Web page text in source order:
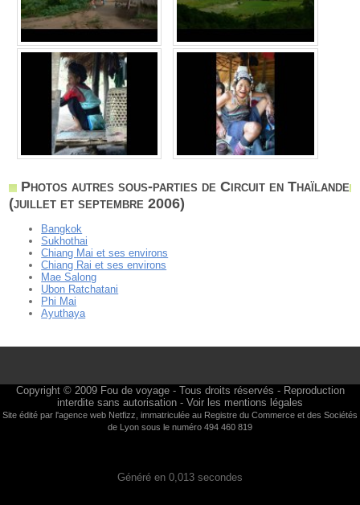
Photos autres sous-parties de Circuit en Thaïlande
(juillet et septembre 2006)
Bangkok
Sukhothai
Chiang Mai et ses environs
Chiang Rai et ses environs
Mae Salong
Ubon Ratchatani
Phi Mai
Ayuthaya
Copyright © 2009 Fou de voyage- Tous droits réservés - Reproduction
interdite sans autorisation - Voir les mentions légales
Site édité par l'agence web Netfizz , immatriculée au Registre du Commerce et des Sociétés
de Lyon sous le numéro 494 460 819
Généré en 0,013 secondes